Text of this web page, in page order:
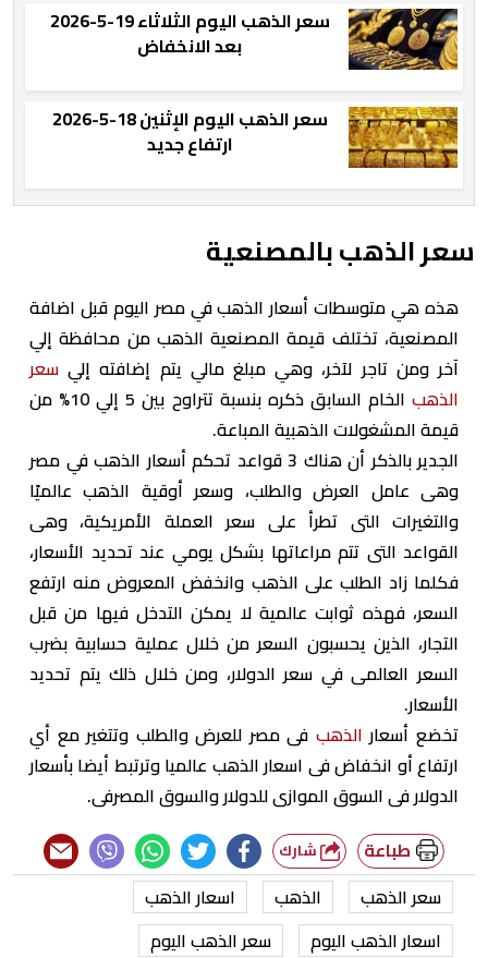
سعر الذهب اليوم الثلاثاء 19-5-2026
بعد الانخفاض
سعر الذهب اليوم الإثنين 18-5-2026
ارتفاع جديد
سعر الذهب بالمصنعية
هذه هي متوسطات أسعار الذهب في مصر اليوم قبل اضافة
المصنعية، تختلف قيمة المصنعية الذهب من محافظة إلي
آخر ومن تاجر لآخر، وهي مبلغ مالي يتم إضافته إلي سعر
الذهب
الخام السابق ذكره بنسبة تتراوح بين 5 إلي 10% من
قيمة المشغولات الذهبية المباعة.
الجدير بالذكر أن هناك 3 قواعد تحكم أسعار الذهب في مصر
وهى عامل العرض والطلب، وسعر أوقية الذهب عالميًا
والتغيرات التى تطرأ على سعر العملة الأمريكية، وهى
القواعد التى تتم مراعاتها بشكل يومي عند تحديد الأسعار،
فكلما زاد الطلب على الذهب وانخفض المعروض منه ارتفع
السعر، فهذه ثوابت عالمية لا يمكن التدخل فيها من قبل
التجار، الذين يحسبون السعر من خلال عملية حسابية بضرب
السعر العالمى في سعر الدولار، ومن خلال ذلك يتم تحديد
الأسعار.
تخضع أسعار الذهب فى مصر للعرض والطلب وتتغير مع أي
ارتفاع أو انخفاض فى اسعار الذهب عالميا وترتبط أيضا بأسعار
الدولار فى السوق الموازى للدولار والسوق المصرفى.
طباعة
سعر الذهب الذهب
اسعار الذهب
اسعار الذهب اليوم
سعر الذهب اليوم